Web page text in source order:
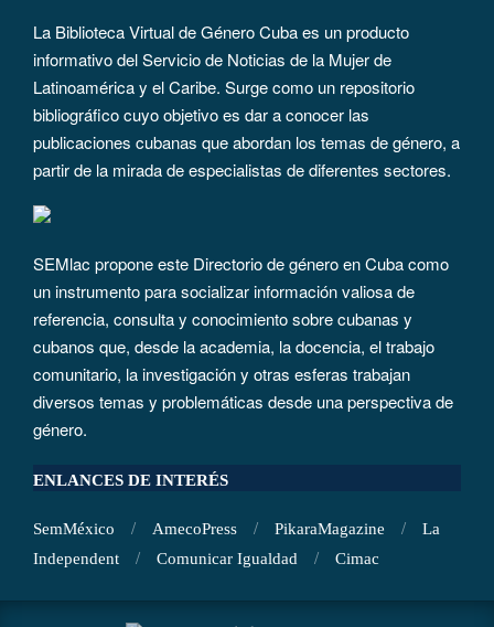
La Biblioteca Virtual de Género Cuba es un producto
informativo del Servicio de Noticias de la Mujer de
Latinoamérica y el Caribe. Surge como un repositorio
bibliográfico cuyo objetivo es dar a conocer las
publicaciones cubanas que abordan los temas de género, a
partir de la mirada de especialistas de diferentes sectores.
SEMlac propone este Directorio de género en Cuba como
un instrumento para socializar información valiosa de
referencia, consulta y conocimiento sobre cubanas y
cubanos que, desde la academia, la docencia, el trabajo
comunitario, la investigación y otras esferas trabajan
diversos temas y problemáticas desde una perspectiva de
género.
ENLANCES DE INTERÉS
SemMéxico AmecoPress PikaraMagazine
La
Independent
Comunicar Igualdad Cimac